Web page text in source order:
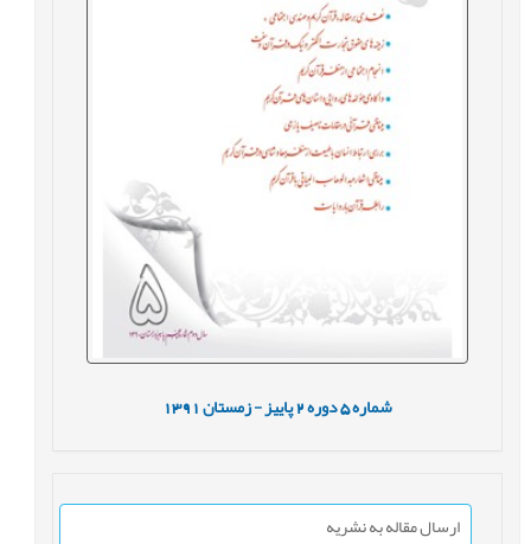
شماره5 دوره2 پاییز - زمستان1391
ارسال مقاله به نشریه